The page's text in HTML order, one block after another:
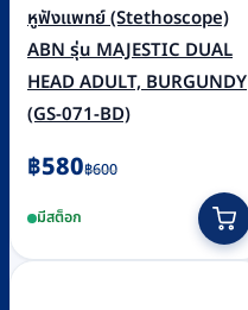
หูฟังแพทย์ (Stethoscope)
ABN รุ่น MAJESTIC DUAL
HEAD ADULT, BURGUNDY
(GS-071-BD)
฿600
Original
was:
฿600.
฿580
Current
is:
฿580.
มีสต็อก